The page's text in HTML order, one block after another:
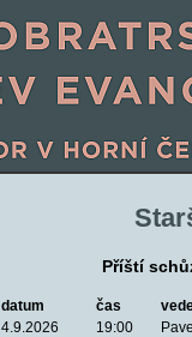
Příští
datum čas
4.9.2026
19:00